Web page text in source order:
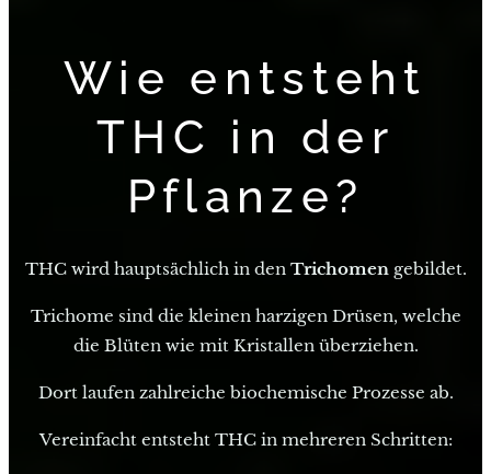
Wie entsteht
THC in der
Pflanze?
THC wird hauptsächlich in den Trichomengebildet.
Trichome sind die kleinen harzigen Drüsen, welche
die Blüten wie mit Kristallen überziehen.
Dort laufen zahlreiche biochemische Prozesse ab.
Vereinfacht entsteht THC in mehreren Schritten: